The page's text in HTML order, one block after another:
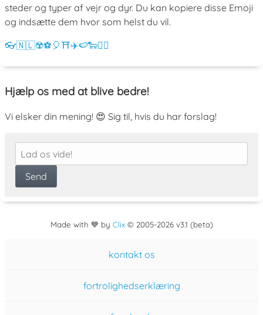
steder og typer af vejr og dyr. Du kan kopiere disse Emoji
og indsætte dem hvor som helst du vil.
👓🇳🇱☢️⚽ 🎈⛩️✈️🍉🐑💁‍♀️
Hjælp os med at blive bedre!
Vi elsker din mening! 😍 Sig til, hvis du har forslag!
Made with 💙 by Clix© 2005-2026 v3.1 (beta)
kontakt os
fortrolighedserklæring